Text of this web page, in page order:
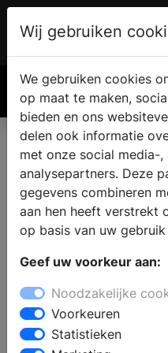
Wij gebruiken
We gebruiken cookies
op maat te maken,
bieden en ons
delen ook informatie
met onze social media-
analysepartners. Deze
gegevens combineren
aan hen heeft verstrekt
op basis van uw
Geef uw voorkeur aan:
Noodzakelijke
Voorkeuren
Statistieken